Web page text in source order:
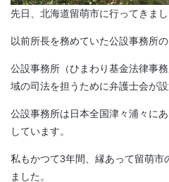
先日、北海道留萌市に行ってきまし
以前所長を務めていた公設事務所
公設事務所（ひまわり基金法律事
域の司法を担うために弁護士会が設
公設事務所は日本全国津々浦々に
しています。
私もかつて3年間、縁あって留萌
ました。